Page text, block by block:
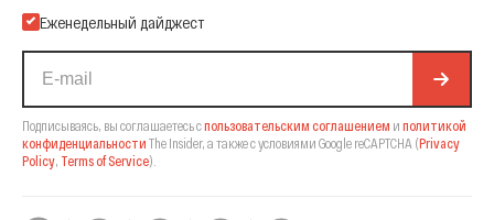
Еженедельный дайджест
Подписываясь, вы соглашаетесь спользовательским соглашением и политикой
конфиденциальности The Insider, а также с условиями Google reCAPTCHA (Privacy
Policy Terms of Service).